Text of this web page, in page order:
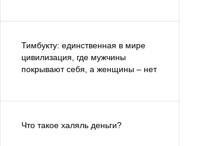
Тимбукту: единственная в мире
цивилизация, где мужчины
покрывают себя, а женщины ‒ нет
Что такое халяль деньги?